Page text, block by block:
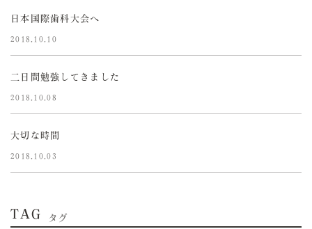
日本国際歯科大会へ
2018.10.10
二日間勉強してきました
2018.10.08
大切な時間
2018.10.03
TAG タグ